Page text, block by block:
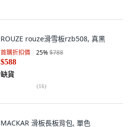
ROUZE rouze滑雪板rzb508, 真黑
首購折扣價 25%$788
$588
缺貨
(16)
MACKAR 滑板長板背包, 單色